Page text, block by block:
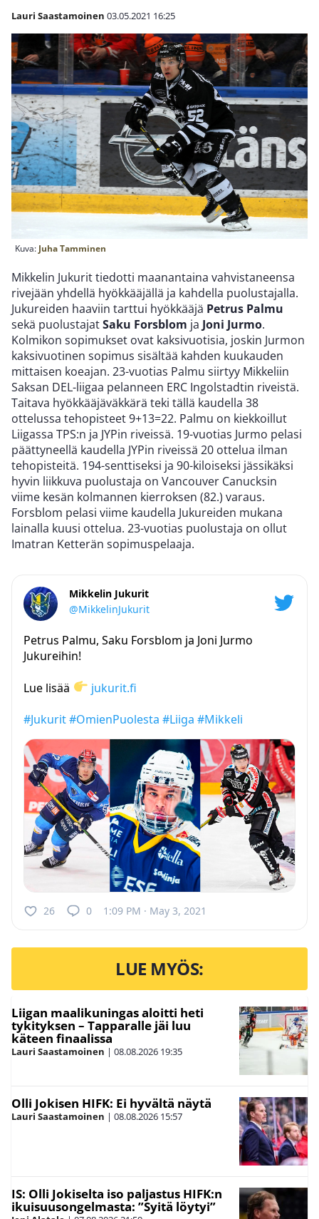
Lauri Saastamoinen 03.05.2021 16:25
Kuva: Juha Tamminen
Mikkelin Jukurit tiedotti maanantaina vahvistaneensa
rivejään yhdellä hyökkääjällä ja kahdella puolustajalla.
Jukureiden haaviin tarttui hyökkääjä Petrus Palmu
sekä puolustajatSaku Forsblom ja Joni Jurmo.
Kolmikon sopimukset ovat kaksivuotisia, joskin Jurmon
kaksivuotinen sopimus sisältää kahden kuukauden
mittaisen koeajan. 23-vuotias Palmu siirtyy Mikkeliin
Saksan DEL-liigaa pelanneen ERC Ingolstadtin riveistä.
Taitava hyökkääjäväkkärä teki tällä kaudella 38
ottelussa tehopisteet 9+13=22. Palmu on kiekkoillut
Liigassa TPS:n ja JYPin riveissä. 19-vuotias Jurmo pelasi
päättyneellä kaudella JYPin riveissä 20 ottelua ilman
tehopisteitä. 194-senttiseksi ja 90-kiloiseksi jässikäksi
hyvin liikkuva puolustaja on Vancouver Canucksin
viime kesän kolmannen kierroksen (82.) varaus.
Forsblom pelasi viime kaudella Jukureiden mukana
lainalla kuusi ottelua. 23-vuotias puolustaja on ollut
Imatran Ketterän sopimuspelaaja.
Mikkelin Jukurit
@MikkelinJukurit
Petrus Palmu, Saku Forsblom ja Joni Jurmo
Jukureihin!
Lue lisää
jukurit.fi
#Jukurit#OmienPuolesta #Liiga #Mikkeli
26 0 1:09 PM · May 3, 2021
LUE MYÖS:
Liigan maalikuningas aloitti heti
tykityksen – Tapparalle jäi luu
käteen finaalissa
Lauri Saastamoinen | 08.08.2026 19:35
Olli Jokisen HIFK: Ei hyvältä näytä
Lauri Saastamoinen | 08.08.2026 15:57
IS: Olli Jokiselta iso paljastus HIFK:n
ikuisuusongelmasta: ”Syitä löytyi”